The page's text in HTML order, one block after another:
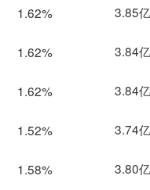
1.62% 3.85亿
1.62% 3.84亿
1.62% 3.84亿
1.52% 3.74亿
1.58% 3.80亿